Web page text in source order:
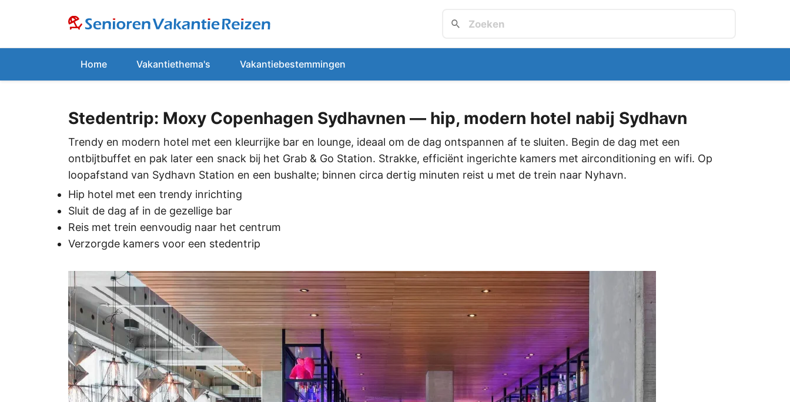
Home Vakantiethema's Vakantiebestemmingen
Stedentrip: Moxy Copenhagen Sydhavnen — hip, modern hotel nabij Sydhavn
Trendy en modern hotel met een kleurrijke bar en lounge, ideaal om de dag ontspannen af te sluiten. Begin de dag met een
ontbijtbuffet en pak later een snack bij het Grab & Go Station. Strakke, efficiënt ingerichte kamers met airconditioning en wifi. Op
loopafstand van Sydhavn Station en een bushalte; binnen circa dertig minuten reist u met de trein naar Nyhavn.
Hip hotel met een trendy inrichting
Sluit de dag af in de gezellige bar
Reis met trein eenvoudig naar het centrum
Verzorgde kamers voor een stedentrip